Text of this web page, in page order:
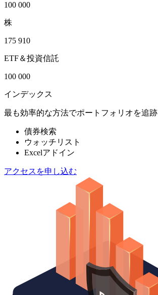
100 000
株
175 910
ETF＆投資信託
100 000
インデックス
最も効率的な方法でポートフォリオを追跡
債券検索
ウォッチリスト
Excelアドイン
アクセスを申し込む